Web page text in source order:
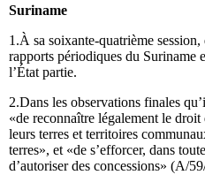
Suriname
1.À sa soixante-quatrième
rapports périodiques du Suriname
l’État partie.
2.Dans les observations finales
«de reconnaître légalement le
leurs terres et territoires
terres», et «de s’efforcer, dans
d’autoriser des concessions» (A/